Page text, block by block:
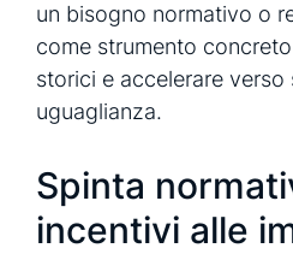
un bisogno normativo o
come strumento
storici e accelerare
uguaglianza.
Spinta
incentivi alle